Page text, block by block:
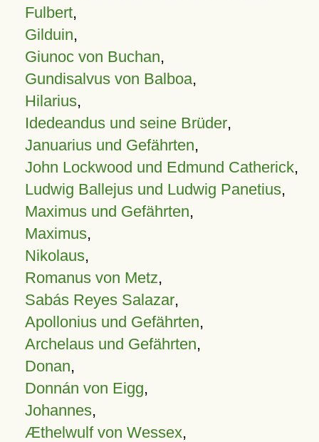
Fulbert,
Gilduin,
Giunoc von Buchan,
Gundisalvus von Balboa,
Hilarius,
Idedeandus und seine Brüder,
Januarius und Gefährten,
John Lockwood und Edmund Catherick,
Ludwig Ballejus und Ludwig Panetius,
Maximus und Gefährten,
Maximus,
Nikolaus,
Romanus von Metz,
Sabás Reyes Salazar,
Apollonius und Gefährten,
Archelaus und Gefährten,
Donan,
Donnán von Eigg,
Johannes,
Æthelwulf von Wessex,